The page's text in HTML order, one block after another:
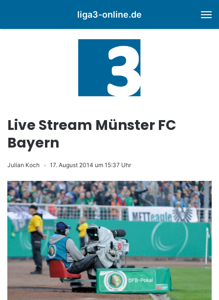
liga3-online.de
Live Stream Münster FC
Bayern
Julian Koch 17. August 2014 um 15:37 Uhr